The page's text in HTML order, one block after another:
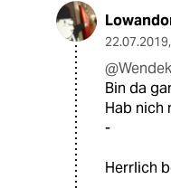
22.07.2019,
Bin da
Hab nich
-
Herrlich